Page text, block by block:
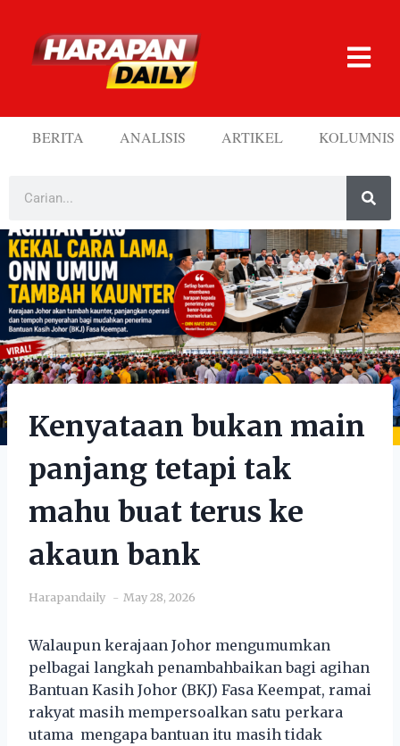
BERITA ANALISIS ARTIKEL KOLUMNIS
Kenyataan bukan main
panjang tetapi tak
mahu buat terus ke
akaun bank
Harapandaily May 28, 2026
Walaupun kerajaan Johor mengumumkan
pelbagai langkah penambahbaikan bagi agihan
Bantuan Kasih Johor (BKJ) Fasa Keempat, ramai
rakyat masih mempersoalkan satu perkara
utama mengapa bantuan itu masih tidak